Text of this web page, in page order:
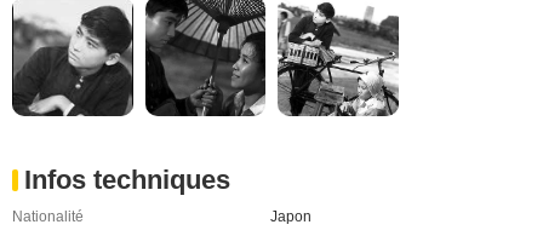
Infos techniques
Nationalité
Japon